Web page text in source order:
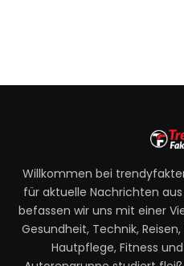
Willkommen bei
für aktuelle Nachrichten
befassen wir uns mit einer
Gesundheit, Technik,
Hautpflege, Fitness